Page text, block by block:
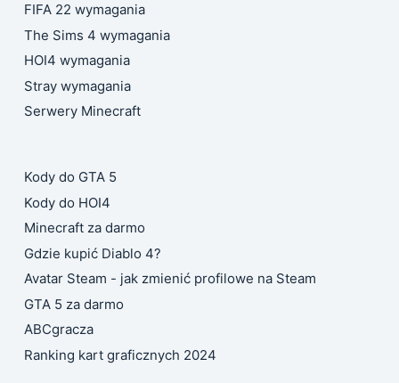
FIFA 22 wymagania
The Sims 4 wymagania
HOI4 wymagania
Stray wymagania
Serwery Minecraft
Kody do GTA 5
Kody do HOI4
Minecraft za darmo
Gdzie kupić Diablo 4?
Avatar Steam - jak zmienić profilowe na Steam
GTA 5 za darmo
ABCgracza
Ranking kart graficznych 2024